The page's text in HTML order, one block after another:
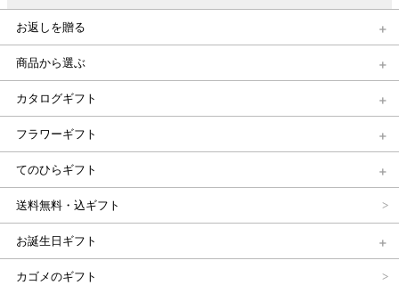
お返しを贈る
商品から選ぶ
カタログギフト
フラワーギフト
てのひらギフト
送料無料・込ギフト
お誕生日ギフト
カゴメのギフト